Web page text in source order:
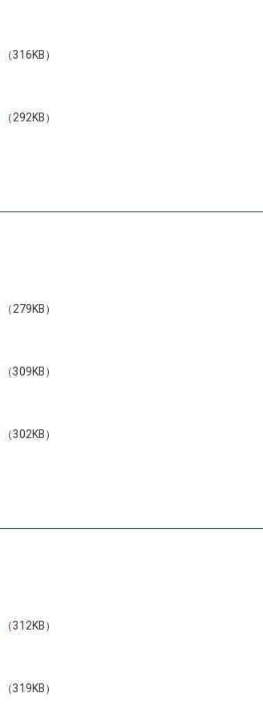
（316KB）
（292KB）
（279KB）
（309KB）
（302KB）
（312KB）
（319KB）